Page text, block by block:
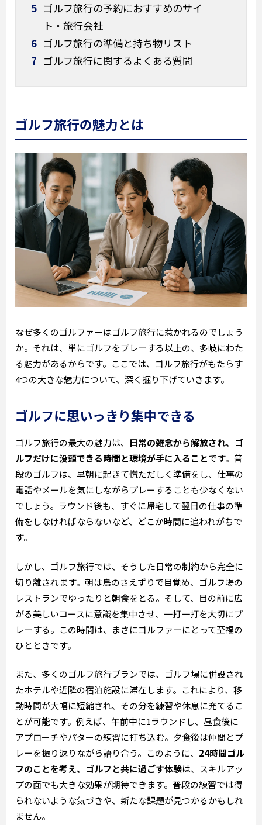
5 ゴルフ旅行の予約におすすめのサイ
ト・旅行会社
6 ゴルフ旅行の準備と持ち物リスト
7 ゴルフ旅行に関するよくある質問
ゴルフ旅行の魅力とは
なぜ多くのゴルファーはゴルフ旅行に惹かれるのでしょう
か。それは、単にゴルフをプレーする以上の、多岐にわた
る魅力があるからです。ここでは、ゴルフ旅行がもたらす
4つの大きな魅力について、深く掘り下げていきます。
ゴルフに思いっきり集中できる
ゴルフ旅行の最大の魅力は、 日常の雑念から解放され、ゴ
ルフだけに没頭できる時間と環境が手に入ることです。普
段のゴルフは、早朝に起きて慌ただしく準備をし、仕事の
電話やメールを気にしながらプレーすることも少なくない
でしょう。ラウンド後も、すぐに帰宅して翌日の仕事の準
備をしなければならないなど、どこか時間に追われがちで
す。
しかし、ゴルフ旅行では、そうした日常の制約から完全に
切り離されます。朝は鳥のさえずりで目覚め、ゴルフ場の
レストランでゆったりと朝食をとる。そして、目の前に広
がる美しいコースに意識を集中させ、一打一打を大切にプ
レーする。この時間は、まさにゴルファーにとって至福の
ひとときです。
また、多くのゴルフ旅行プランでは、ゴルフ場に併設され
たホテルや近隣の宿泊施設に滞在します。これにより、移
動時間が大幅に短縮され、その分を練習や休息に充てるこ
とが可能です。例えば、午前中に1ラウンドし、昼食後に
アプローチやパターの練習に打ち込む。夕食後は仲間とプ
レーを振り返りながら語り合う。このように、 24時間ゴル
フのことを考え、ゴルフと共に過ごす体験は、スキルアッ
プの面でも大きな効果が期待できます。普段の練習では得
られないような気づきや、新たな課題が見つかるかもしれ
ません。